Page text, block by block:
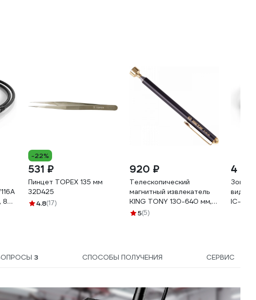
8
-22%
531 ₽
Пинцет TOPEX 135 мм
32D425
4.8(17)
920 ₽
Телескопический
магнитный извлекатель
KING TONY 130-640 мм,
1,6 кг 2128-26
5(5)
4
Зонд
IC-
3 СПОСОБЫ ПОЛУЧЕНИЯ СЕРВИС